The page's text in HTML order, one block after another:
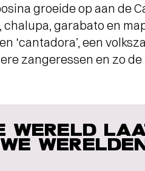
groeide op aan de
garabato en
‘cantadora’, een
zangeressen en zo
WERELD